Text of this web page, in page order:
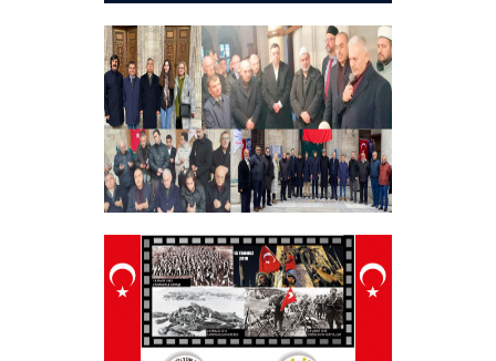
Hayırlı Bayramlar
+
Tüm Şehitlerimizi Anma Programı
Düzenledik
+